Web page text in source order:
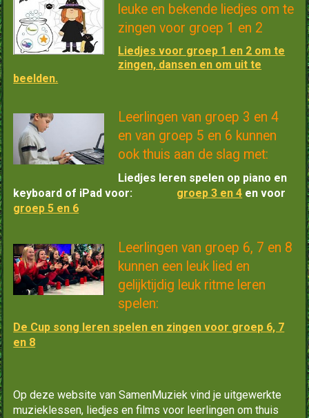
leuke en bekende liedjes om te
zingen voor groep 1 en 2
Liedjes voor groep 1 en 2 om te
zingen, dansen en om uit te
beelden.
Leerlingen van groep 3 en 4
en van groep 5 en 6 kunnen
ook thuis aan de slag met:
Liedjes leren spelen op piano en
keyboard of iPad voor:
groep 3 en 4 envoor
groep 5 en 6
Leerlingen van groep 6, 7 en 8
kunnen een leuk lied en
gelijktijdig leuk ritme leren
spelen:
De Cup song leren spelen en zingen voor groep 6, 7
en 8
Op deze website van SamenMuziek vind je uitgewerkte
muzieklessen, liedjes en films voor leerlingen om thuis